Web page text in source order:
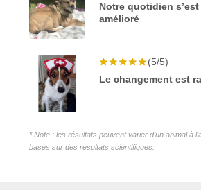
Notre quotidien
amélioré
(5/5)
Le changement est
* Note : les résultats peuvent varier d’un animal à
basés sur des résultats scientifiques.